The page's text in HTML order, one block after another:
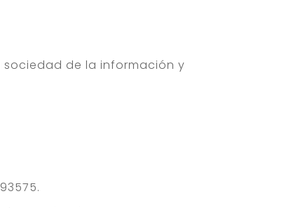
sociedad de la información y